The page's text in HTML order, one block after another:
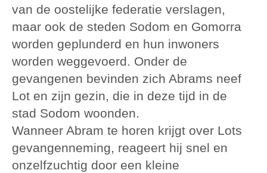
van de oostelijke federatie verslagen,
maar ook de steden Sodom en Gomorra
worden geplunderd en hun inwoners
worden weggevoerd. Onder de
gevangenen bevinden zich Abrams neef
Lot en zijn gezin, die in deze tijd in de
stad Sodom woonden.
Wanneer Abram te horen krijgt over Lots
gevangenneming, reageert hij snel en
onzelfzuchtig door een kleine